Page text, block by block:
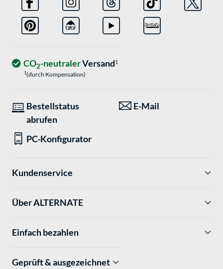
CO2-neutralerVersand1
1(durch Kompensation)
Bestellstatus
abrufen
E-Mail
PC-Konfigurator
Kundenservice
Über ALTERNATE
Einfach bezahlen
Geprüft & ausgezeichnet